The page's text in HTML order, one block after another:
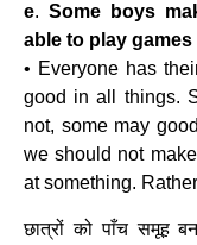
e. Some boys
able to play games
• Everyone has
good in all things.
not, some may
we should not
at something.
छात्रों को पाँच समूह